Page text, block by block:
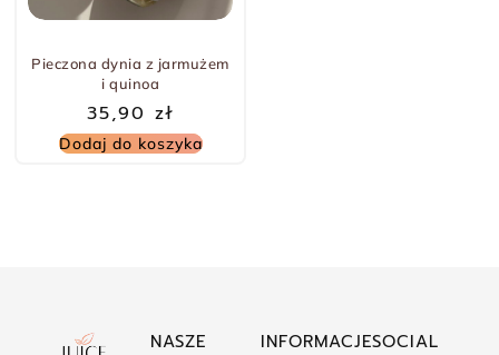
Pieczona dynia z jarmużem
i quinoa
35,90 zł
Dodaj do koszyka
NASZE
INFORMACJESOCIAL